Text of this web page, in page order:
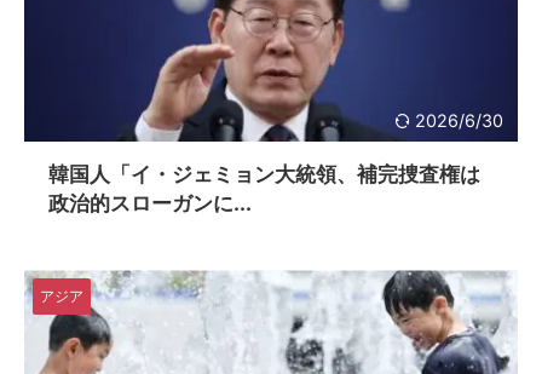
2026/6/30
韓国人「イ・ジェミョン大統領、補完捜査権は
政治的スローガンに...
アジア